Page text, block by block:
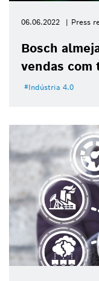
06.06.2022 Press
Bosch
vendas com
Indústria 4.0